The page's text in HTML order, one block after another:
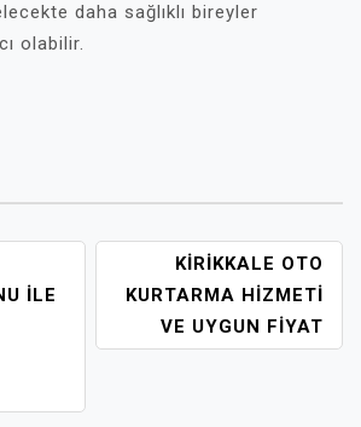
daha sağlıklı bireyler
olabilir.
İLE
KIRIKKALE OTO
KURTARMA HIZMETI
VE UYGUN FIYAT